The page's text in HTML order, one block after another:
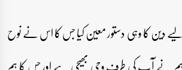
دین کا وہی دستور معین کیا جس کا اس نے نوح